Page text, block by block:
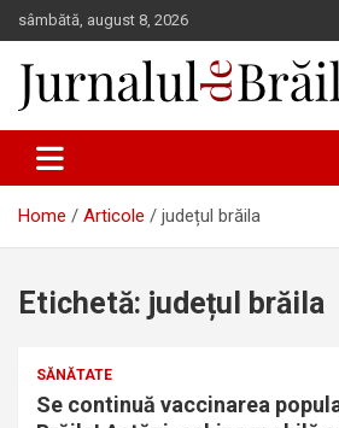
Skip
to
content
sâmbătă, august 8, 2026
Jurnalul de Brăila
Home Articole județul brăila
Etichetă: județul brăila
SĂNĂTATE
Se continuă vaccinarea